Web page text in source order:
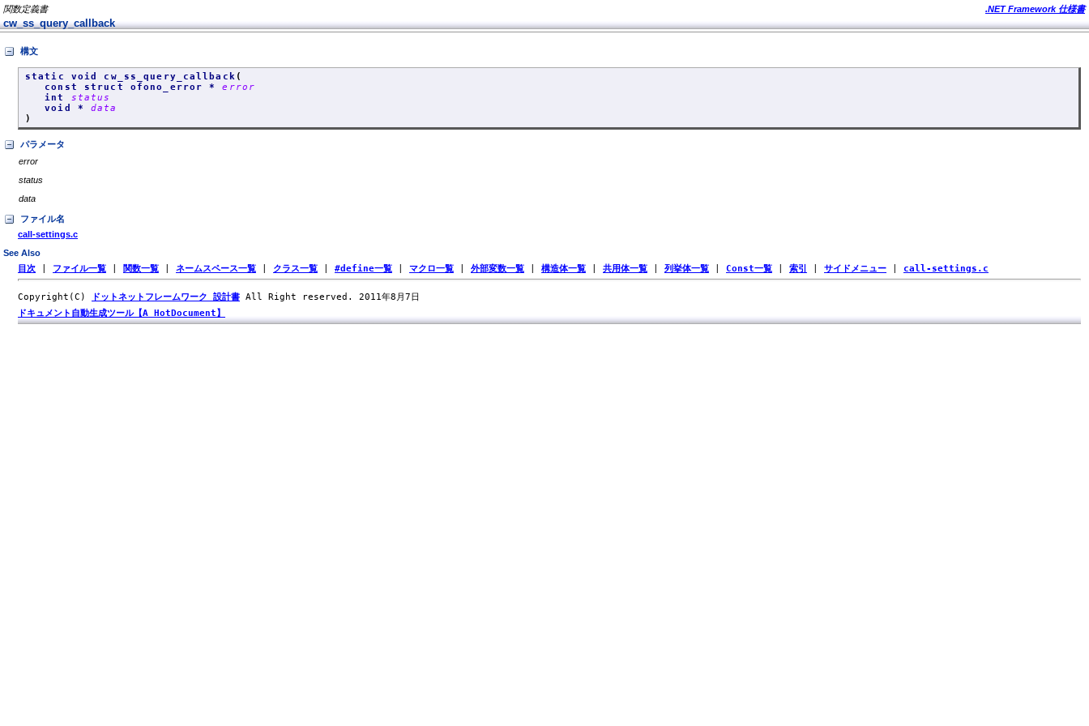
関数定義書 .NET Framework 仕様書
cw_ss_query_callback
構文
static void cw_ss_query_callback (
const struct ofono_error *error
int status
void *data
)
パラメータ
error
status
data
ファイル名
call-settings.c
See Also
目次 ファイル一覧 関数一覧 ネームスペース一覧 クラス一覧 #define一覧 マクロ一覧 外部変数一覧 構造体一覧 共用体一覧 列挙体一覧 Const一覧 索引 サイドメニュー call-settings.c
Copyright(C) ドットネットフレームワーク 設計書 All Right reserved. 2011年8月7日
ドキュメント自動生成ツール【A HotDocument】